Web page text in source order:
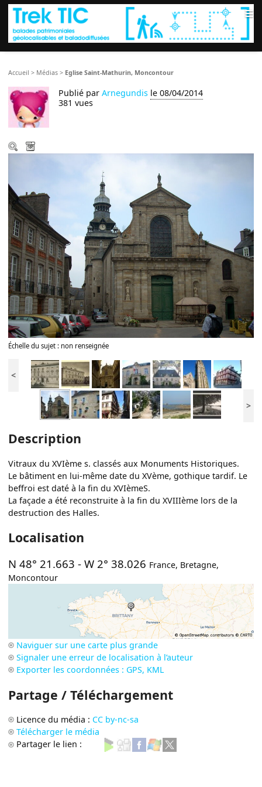
≡
Accueil > Médias > Eglise Saint-Mathurin, Moncontour
Publié parArnegundis le 08/04/2014
381 vues
Échelle du sujet : non renseignée
<
>
Description
Vitraux du XVIème s. classés aux Monuments Historiques.
Le bâtiment en lui-même date du XVème, gothique tardif. Le
beffroi est daté à la fin du XVIèmeS.
La façade a été reconstruite à la fin du XVIIIème lors de la
destruction des Halles.
Localisation
N 48° 21.663 -W 2° 38.026 France, Bretagne,
Moncontour
Naviguer sur une carte plus grande
Signaler une erreur de localisation à l’auteur
Exporter les coordonnées : GPS, KML
Partage / Téléchargement
Licence du média : CC by-nc-sa
Télécharger le média
Partager le lien :